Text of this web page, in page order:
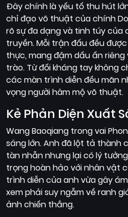
Đây chính là yếu tố thu hút
chỉ đạo võ thuật của chính
rõ sự đa dạng và tinh túy của
truyền. Mỗi trận đấu đều
thực, mang đậm dấu ấn
trào. Từ đối kháng tay không
các màn trình diễn đều mãn
vọng người hâm mộ võ thuật.
Kẻ Phản Diện Xuất
Wang Baoqiang trong vai
sáng lớn. Anh đã lột tả thành
tàn nhẫn nhưng lại có lý
trọng hoàn hảo với nhân vật
trình diễn của anh vừa gây
xem phải suy ngẫm về ranh
ảnh chiến thắng.